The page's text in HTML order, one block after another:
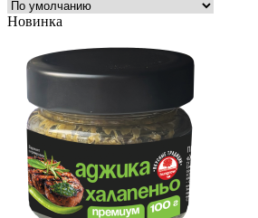
Новинка